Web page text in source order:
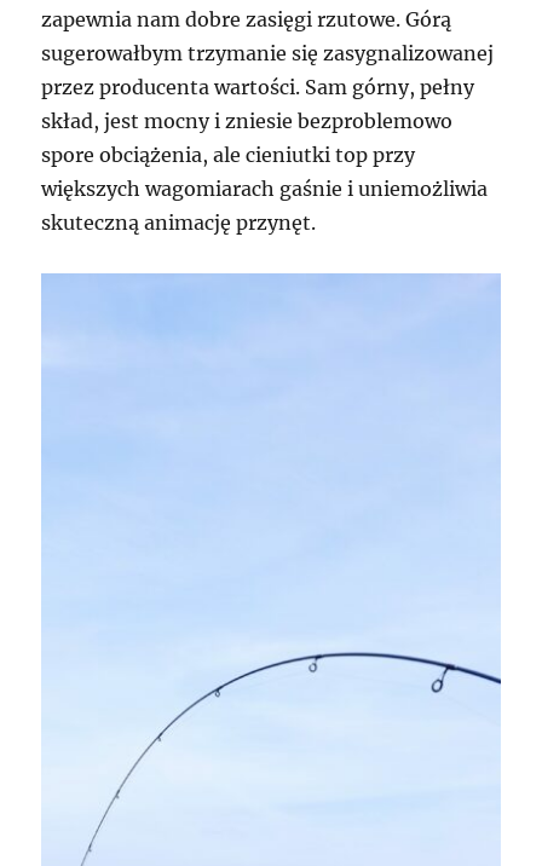
zapewnia nam dobre zasięgi rzutowe. Górą
sugerowałbym trzymanie się zasygnalizowanej
przez producenta wartości. Sam górny, pełny
skład, jest mocny i zniesie bezproblemowo
spore obciążenia, ale cieniutki top przy
większych wagomiarach gaśnie i uniemożliwia
skuteczną animację przynęt.